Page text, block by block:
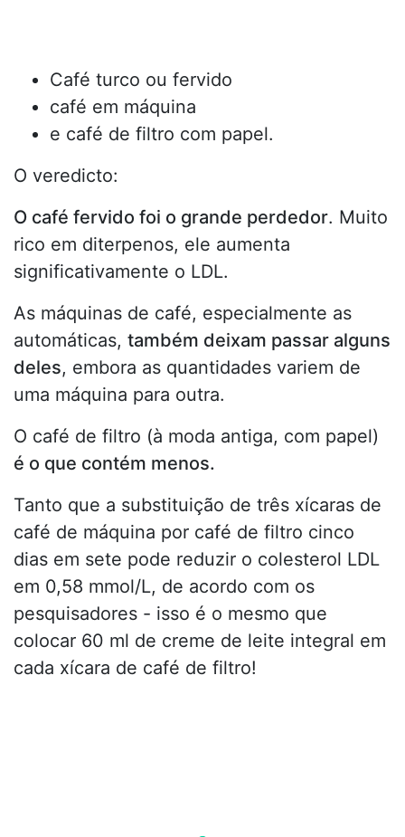
Café turco ou fervido
café em máquina
e café de filtro com papel.
O veredicto:
O café fervido foi o grande perdedor. Muito
rico em diterpenos, ele aumenta
significativamente o LDL.
As máquinas de café, especialmente as
automáticas, também deixam passar alguns
deles, embora as quantidades variem de
uma máquina para outra.
O café de filtro (à moda antiga, com papel)
é o que contém menos.
Tanto que a substituição de três xícaras de
café de máquina por café de filtro cinco
dias em sete pode reduzir o colesterol LDL
em 0,58 mmol/L, de acordo com os
pesquisadores - isso é o mesmo que
colocar 60 ml de creme de leite integral em
cada xícara de café de filtro!